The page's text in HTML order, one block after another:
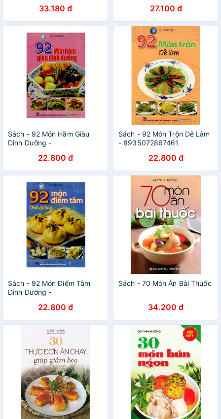
33.180 đ 27.100 đ
Sách - 92 Món Hầm Giàu
Dinh Dưỡng -
22.800 đ
Sách - 92 Món Trộn Dễ Làm
- 8935072867461
22.800 đ
Sách - 92 Món Điểm Tâm
Dinh Dưỡng -
22.800 đ
Sách - 70 Món Ăn Bài Thuốc
34.200 đ